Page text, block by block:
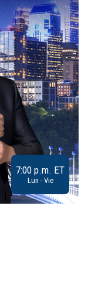
7:00 p.m. ET
Lun - Vie